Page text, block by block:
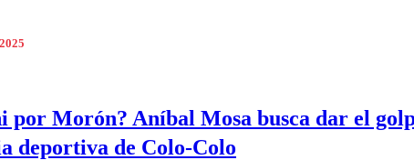
por Morón? Aníbal Mosa busca dar el
deportiva de Colo-Colo